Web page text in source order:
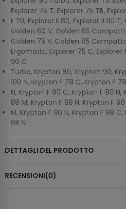
Explorer 75 T, Explorer 75 TB,
II 70, Explorer II 80, Explorer II 90
Golden 60 V, Golden 65
Golden 75 V, Golden 85
Ergomatic, Explorer 75 C,
90 C
Turbo, Krypton 80, Krypton 90,
100 N, Krypton F 78 C, Krypton F
N, Krypton F 80 C, Krypton F 80
88 M, Krypton F 88 N, Krypton F
M, Krypton F 90 N, Krypton F 98
98 N
DETTAGLI DEL PRODOTTO
RECENSIONI(0)